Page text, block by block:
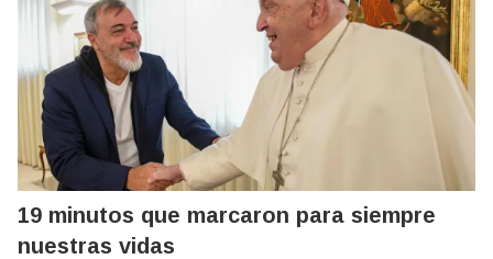
19 minutos que marcaron para siempre
nuestras vidas